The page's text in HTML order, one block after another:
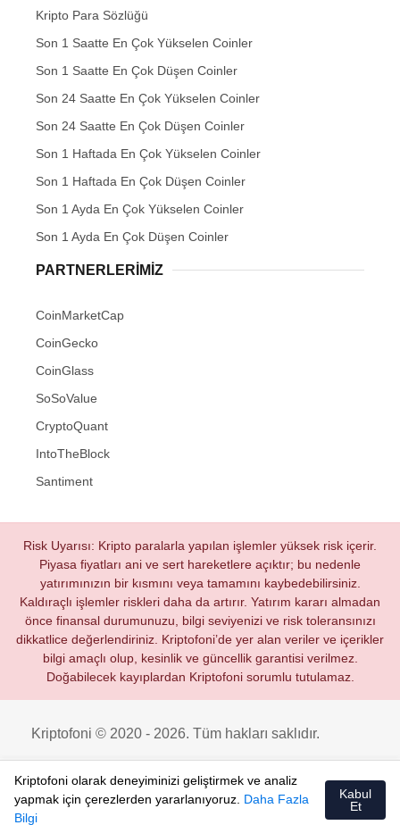
Kripto Para Sözlüğü
Son 1 Saatte En Çok Yükselen Coinler
Son 1 Saatte En Çok Düşen Coinler
Son 24 Saatte En Çok Yükselen Coinler
Son 24 Saatte En Çok Düşen Coinler
Son 1 Haftada En Çok Yükselen Coinler
Son 1 Haftada En Çok Düşen Coinler
Son 1 Ayda En Çok Yükselen Coinler
Son 1 Ayda En Çok Düşen Coinler
PARTNERLERIMIZ
CoinMarketCap
CoinGecko
CoinGlass
SoSoValue
CryptoQuant
IntoTheBlock
Santiment
Risk Uyarısı: Kripto paralarla yapılan işlemler yüksek risk içerir.
Piyasa fiyatları ani ve sert hareketlere açıktır; bu nedenle
yatırımınızın bir kısmını veya tamamını kaybedebilirsiniz.
Kaldıraçlı işlemler riskleri daha da artırır. Yatırım kararı almadan
önce finansal durumunuzu, bilgi seviyenizi ve risk toleransınızı
dikkatlice değerlendiriniz. Kriptofoni’de yer alan veriler ve içerikler
bilgi amaçlı olup, kesinlik ve güncellik garantisi verilmez.
Doğabilecek kayıplardan Kriptofoni sorumlu tutulamaz.
Kriptofoni © 2020 - 2026. Tüm hakları saklıdır.
Kriptofoni olarak deneyiminizi geliştirmek ve analiz
yapmak için çerezlerden yararlanıyoruz. Daha Fazla
Bilgi
Kabul
Et